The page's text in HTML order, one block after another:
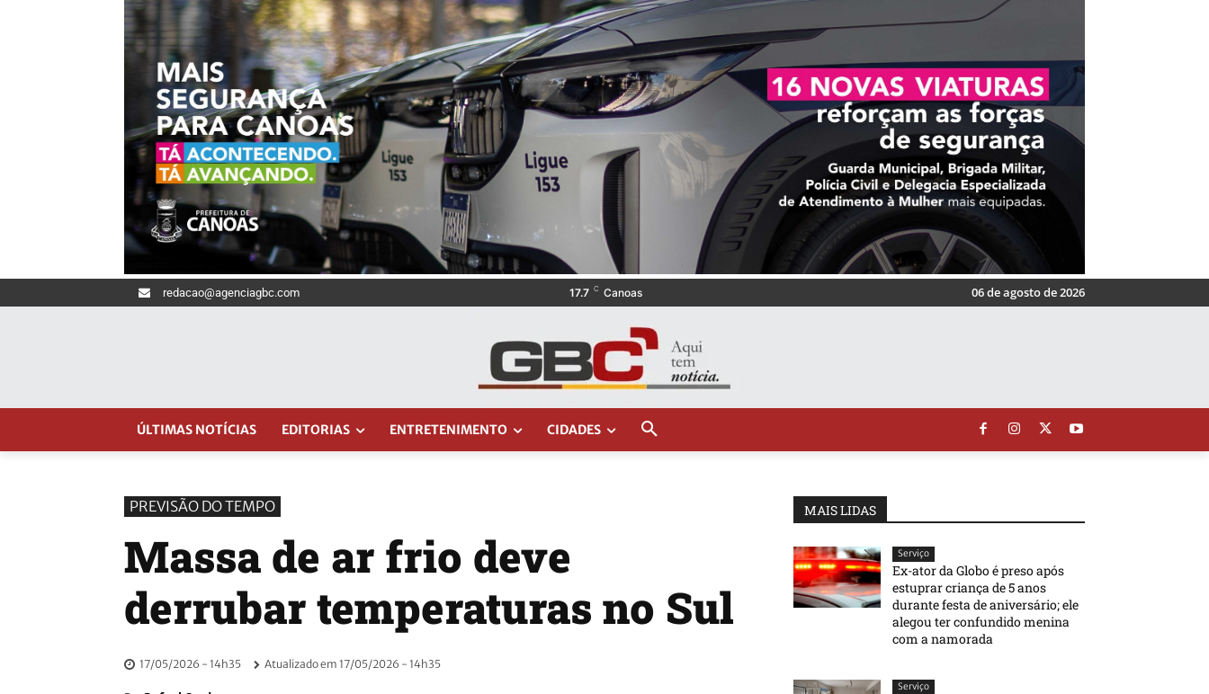
redacao@agenciagbc.com 17.7 C Canoas 06 de agosto de 2026
ÚLTIMAS NOTÍCIAS EDITORIAS ENTRETENIMENTO CIDADES
PREVISÃO DO TEMPO
Massa de ar frio deve
derrubar temperaturas no Sul
17/05/2026 - 14h35 Atualizado em 17/05/2026 - 14h35
MAIS LIDAS
Serviço
Ex-ator da Globo é preso após
estuprar criança de 5 anos
durante festa de aniversário; ele
alegou ter confundido menina
com a namorada
Serviço